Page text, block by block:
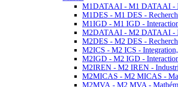
M1DATAAI - M1 DATAAI -
M1DES - M1 DES -
M1IGD - M1 IGD -
M2DATAAI - M2 DATAAI -
M2DES - M2 DES -
M2ICS - M2 ICS -
M2IGD - M2 IGD -
M2IREN - M2 IREN -
M2MICAS - M2 MICAS -
M2MVA - M2 MVA -